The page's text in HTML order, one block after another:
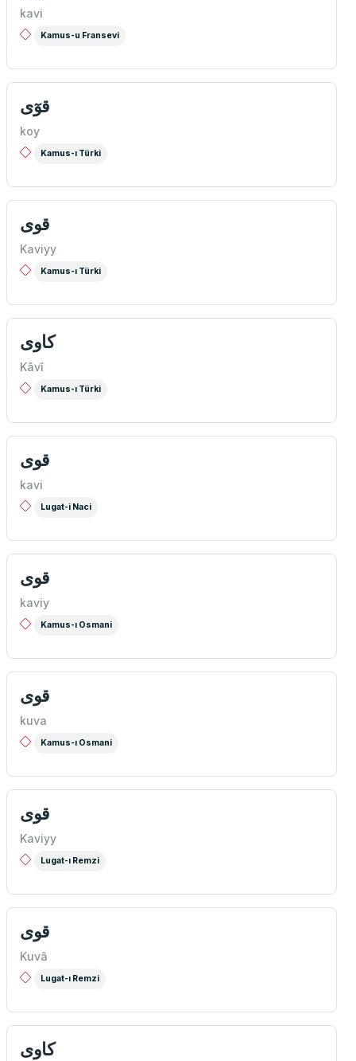
kavi
Kamus-u Fransevi
قوٓی
koy
Kamus-ı Türki
قوی
Kaviyy
Kamus-ı Türki
كاوی
Kâvî
Kamus-ı Türki
قوى
kavi
Lugat-i Naci
قوی
kaviy
Kamus-ı Osmani
قوی
kuva
Kamus-ı Osmani
قوی
Kaviyy
Lugat-ı Remzi
قوی
Kuvâ
Lugat-ı Remzi
كاوی